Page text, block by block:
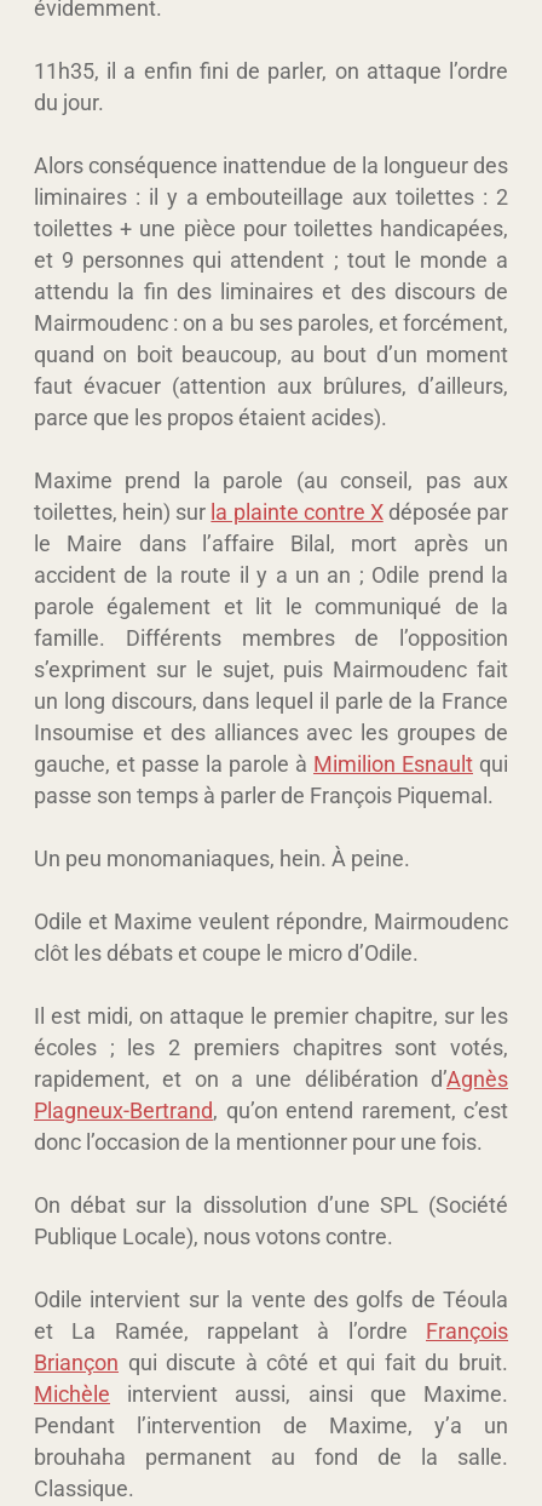
évidemment.
11h35, il a enfin fini de parler, on attaque l’ordre
du jour.
Alors conséquence inattendue de la longueur des
liminaires : il y a embouteillage aux toilettes : 2
toilettes + une pièce pour toilettes handicapées,
et 9 personnes qui attendent ; tout le monde a
attendu la fin des liminaires et des discours de
Mairmoudenc : on a bu ses paroles, et forcément,
quand on boit beaucoup, au bout d’un moment
faut évacuer (attention aux brûlures, d’ailleurs,
parce que les propos étaient acides).
Maxime prend la parole (au conseil, pas aux
toilettes, hein) sur la plainte contre Xdéposée par
le Maire dans l’affaire Bilal, mort après un
accident de la route il y a un an ; Odile prend la
parole également et lit le communiqué de la
famille. Différents membres de l’opposition
s’expriment sur le sujet, puis Mairmoudenc fait
un long discours, dans lequel il parle de la France
Insoumise et des alliances avec les groupes de
gauche, et passe la parole à Mimilion Esnault qui
passe son temps à parler de François Piquemal.
Un peu monomaniaques, hein. À peine.
Odile et Maxime veulent répondre, Mairmoudenc
clôt les débats et coupe le micro d’Odile.
Il est midi, on attaque le premier chapitre, sur les
écoles ; les 2 premiers chapitres sont votés,
rapidement, et on a une délibération d’Agnès
Plagneux-Bertrand, qu’on entend rarement, c’est
donc l’occasion de la mentionner pour une fois.
On débat sur la dissolution d’une SPL (Société
Publique Locale), nous votons contre.
Odile intervient sur la vente des golfs de Téoula
et La Ramée, rappelant à l’ordre François
Briançon qui discute à côté et qui fait du bruit.
Michèle intervient aussi, ainsi que Maxime.
Pendant l’intervention de Maxime, y’a un
brouhaha permanent au fond de la salle.
Classique.